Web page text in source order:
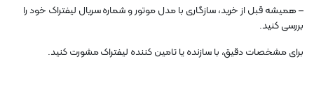
– همیشه قبل از خرید، سازگاری با مدل موتور و شماره سریال لیفتراک خود را
بررسی کنید.
برای مشخصات دقیق، با سازنده یا تامین کننده لیفتراک مشورت کنید.